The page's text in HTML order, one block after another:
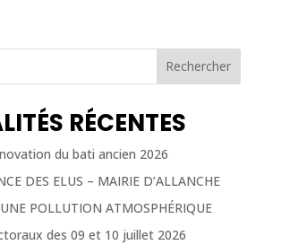
Rechercher
RÉCENTES
du bati ancien 2026
DES ELUS – MAIRIE D’ALLANCHE
POLLUTION ATMOSPHÉRIQUE
des 09 et 10 juillet 2026